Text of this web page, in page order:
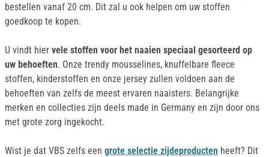
bestellen vanaf 20 cm. Dit zal u ook helpen om uw stoffen
goedkoop te kopen.
U vindt hier vele stoffen voor het naaien speciaal gesorteerd op
uw behoeften. Onze trendy mousselines, knuffelbare fleece
stoffen, kinderstoffen en onze jersey zullen voldoen aan de
behoeften van zelfs de meest ervaren naaisters. Belangrijke
merken en collecties zijn deels made in Germany en zijn door ons
met grote zorg ingekocht.
Wist je dat VBS zelfs een grote selectie zijdeproducten heeft? Dit